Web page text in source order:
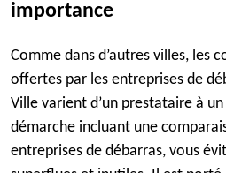
importance
Comme dans d’autres villes, les
offertes par les entreprises de
Ville varient d’un prestataire à
démarche incluant une
entreprises de débarras, vous